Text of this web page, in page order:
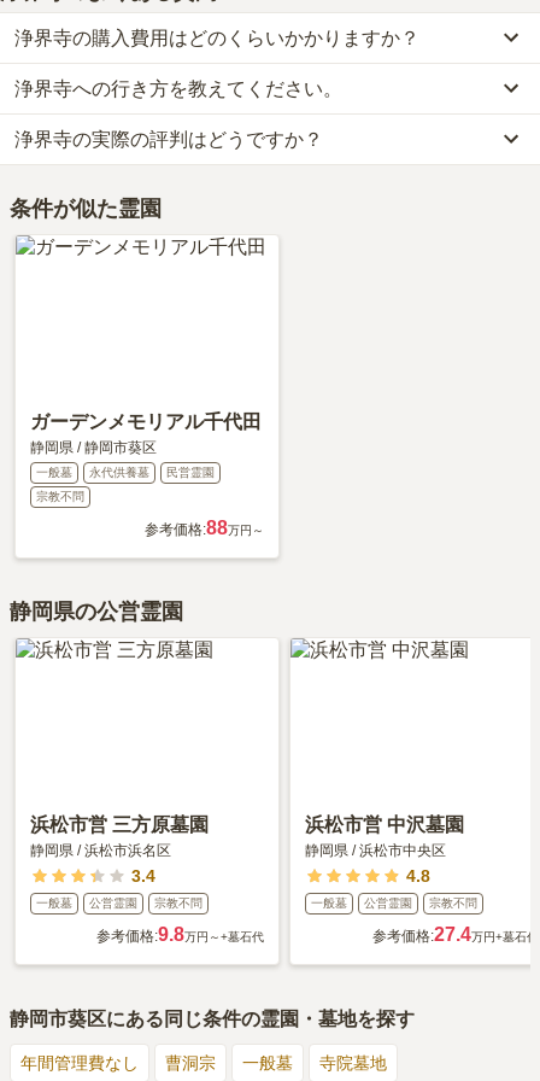
浄界寺の購入費用はどのくらいかかりますか？
浄界寺の現在の販売価格については現在調査中です。
お墓は、価格が高いものがよい、安いものが悪い、という訳ではあ
りません。大切なのは、ご家族が心から納得し、安心してお参りで
きる場所を選ぶことです。
浄界寺への行き方を教えてください。
公共交通機関の場合静岡鉄道バスに乗車、「瀬名川西バス停バス
停」下車徒歩約5分です。
車の場合、静清バイパス「瀬名インター」から車で約3分です。
詳しいルートや地図は、本ページの「地図・交通アクセス」欄をご
確認ください。
浄界寺の実際の評判はどうですか？
口コミはあくまで一つの目安です。資料請求や現地見学を通して、
ご自身の目で雰囲気を確認してみることをおすすめします。
条件が似た霊園
ガーデンメモリアル千代田
静岡県 /静岡市葵区
一般墓 永代供養墓
民営霊園
宗教不問
参考価格:88万円～
静岡県の公営霊園
浜松市営 三方原墓園
静岡県 /浜松市浜名区
3.4
一般墓 公営霊園 宗教不問
参考価格:9.8万円～+墓石代
浜松市営 中沢墓園
静岡県 /浜松市中央区
4.8
一般墓 公営霊園 宗教不問
参考価格:27.4万円+墓石代
静岡市葵区にある同じ条件の霊園・墓地を探す
年間管理費なし 曹洞宗 一般墓 寺院墓地